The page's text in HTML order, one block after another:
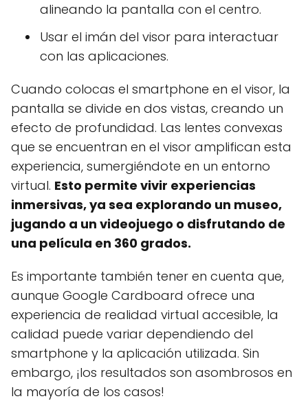
alineando la pantalla con el centro.
Usar el imán del visor para interactuar
con las aplicaciones.
Cuando colocas el smartphone en el visor, la
pantalla se divide en dos vistas, creando un
efecto de profundidad. Las lentes convexas
que se encuentran en el visor amplifican esta
experiencia, sumergiéndote en un entorno
virtual. Esto permite vivir experiencias
inmersivas, ya sea explorando un museo,
jugando a un videojuego o disfrutando de
una película en 360 grados.
Es importante también tener en cuenta que,
aunque Google Cardboard ofrece una
experiencia de realidad virtual accesible, la
calidad puede variar dependiendo del
smartphone y la aplicación utilizada. Sin
embargo, ¡los resultados son asombrosos en
la mayoría de los casos!